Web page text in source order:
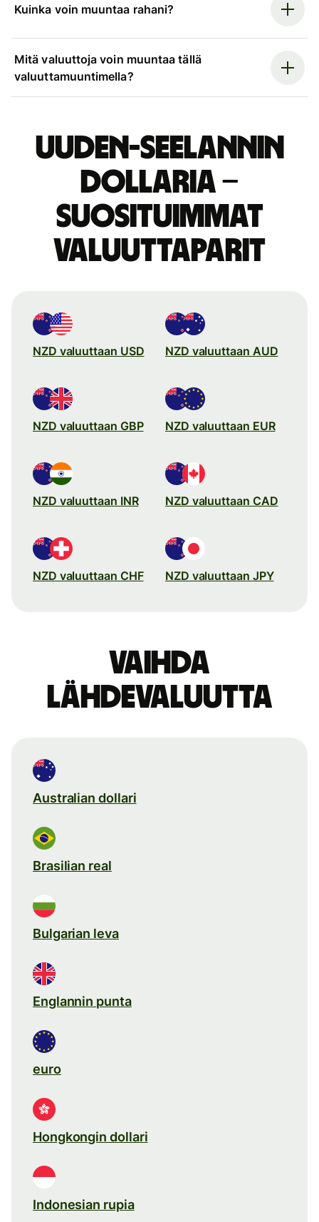
Kuinka voin muuntaa rahani?
Mitä valuuttoja voin muuntaa tällä
valuuttamuuntimella?
Uuden-Seelannin
dollaria –
suosituimmat
valuuttaparit
NZD valuuttaan USD NZD valuuttaan AUD
NZD valuuttaan GBP NZD valuuttaan EUR
NZD valuuttaan INR NZD valuuttaan CAD
NZD valuuttaan CHF NZD valuuttaan JPY
Vaihda
lähdevaluutta
Australian dollari
Brasilian real
Bulgarian leva
Englannin punta
euro
Hongkongin dollari
Indonesian rupia